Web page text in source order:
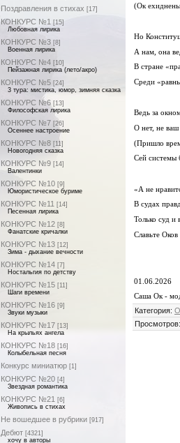
Поздравления в стихах [17]
КОНКУРС №1 [15]
Любовная лирика
КОНКУРС №3 [8]
Военная лирика
КОНКУРС №4 [10]
Пейзажная лирика (лето/акро)
КОНКУРС №5 [24]
3 тура: мистика, юмор, зимняя сказка
КОНКУРС №6 [13]
Философская лирика
КОНКУРС №7 [26]
Осеннее настроение
КОНКУРС №8 [11]
Новогодняя сказка
КОНКУРС №9 [14]
Валентинки
КОНКУРС №10 [9]
Юмористическое буриме
КОНКУРС №11 [14]
Песенная лирика
КОНКУРС №12 [8]
Фанатские кричалки
КОНКУРС №13 [12]
Зима - дыхание вечности
КОНКУРС №14 [7]
Ностальгия по детству
КОНКУРС №15 [11]
Шаги времени
КОНКУРС №16 [9]
Звуки музыки
КОНКУРС №17 [13]
На крыльях ангела
КОНКУРС №18 [16]
Колыбельная песня
Конкурс миниатюр [1]
КОНКУРС №20 [4]
Звездная романтика
КОНКУРС №21 [6]
Живопись в стихах
Не вошедшее в рубрики [917]
Дебют [4321]
хочу в авторы
(Ок
Но
А нам, она
В стране
Среди
Ведь за
О нет, не ваш
(Пришло
Сей системы
«А не
В судах
Только суд и
Славьте Оков
01.06.2026
Саша Ок -
Категория: О
Просмотров: